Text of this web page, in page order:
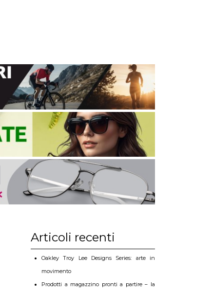
Articoli recenti
Oakley Troy Lee Designs Series: arte in
movimento
Prodotti a magazzino pronti a partire – la